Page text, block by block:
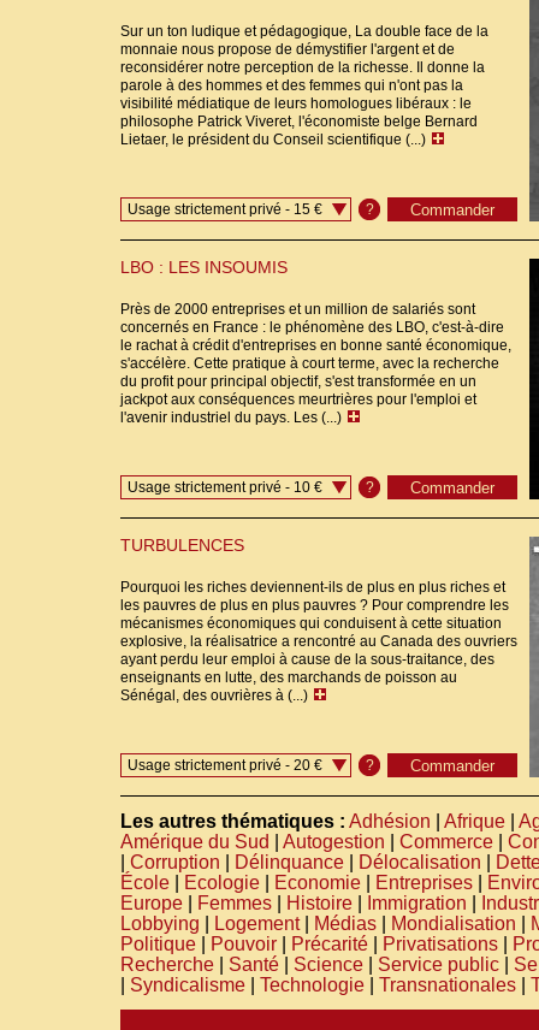
Sur un ton ludique et pédagogique, La double face de la
monnaie nous propose de démystifier l'argent et de
reconsidérer notre perception de la richesse. Il donne la
parole à des hommes et des femmes qui n'ont pas la
visibilité médiatique de leurs homologues libéraux : le
philosophe Patrick Viveret, l'économiste belge Bernard
Lietaer, le président du Conseil scientifique (...)
Usage strictement privé - 15 € ?
LBO : LES INSOUMIS
Près de 2000 entreprises et un million de salariés sont
concernés en France : le phénomène des LBO, c'est-à-dire
le rachat à crédit d'entreprises en bonne santé économique,
s'accélère. Cette pratique à court terme, avec la recherche
du profit pour principal objectif, s'est transformée en un
jackpot aux conséquences meurtrières pour l'emploi et
l'avenir industriel du pays. Les (...)
Usage strictement privé - 10 € ?
TURBULENCES
Pourquoi les riches deviennent-ils de plus en plus riches et
les pauvres de plus en plus pauvres ? Pour comprendre les
mécanismes économiques qui conduisent à cette situation
explosive, la réalisatrice a rencontré au Canada des ouvriers
ayant perdu leur emploi à cause de la sous-traitance, des
enseignants en lutte, des marchands de poisson au
Sénégal, des ouvrières à (...)
Usage strictement privé - 20 € ?
Les autres thématiques : Adhésion | Afrique |
Amérique du Sud | Autogestion | Commerce |
| Corruption | Délinquance | Délocalisation |
École | Ecologie | Economie | Entreprises |
Europe | Femmes | Histoire | Immigration |
Lobbying | Logement| Médias | Mondialisation |
Politique | Pouvoir | Précarité | Privatisations |
Recherche | Santé | Science | Service public |
| Syndicalisme | Technologie | Transnationales |